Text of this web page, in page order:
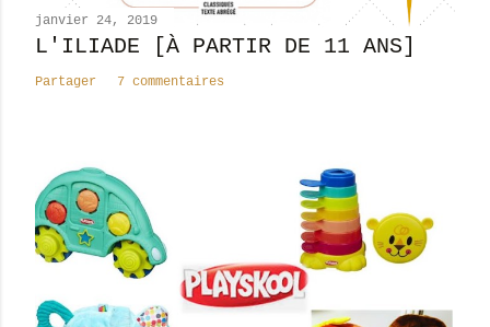
n
t
i
janvier 24, 2019
L'ILIADE [À PARTIR DE 11 ANS]
Partager 7 commentaires